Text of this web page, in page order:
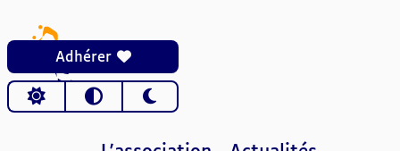
Adhérer
Choisir le thème